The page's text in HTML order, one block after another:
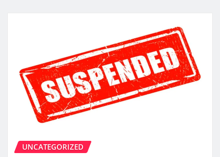
UNCATEGORIZED